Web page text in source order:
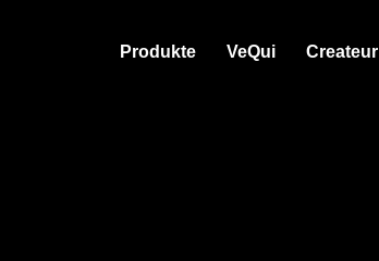
Produkte VeQui Createur